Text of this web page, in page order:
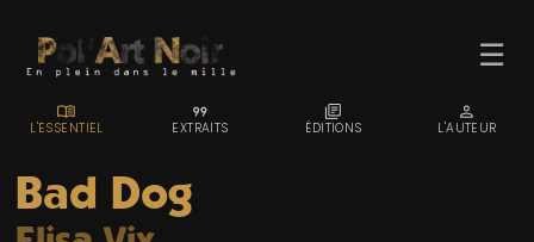
☰
Bad Dog
MENU_BOOK
L'ESSENTIEL
FORMAT_QUOTE
EXTRAITS
LIBRARY_BOOKS
ÉDITIONS
PERSON
L'AUTEUR